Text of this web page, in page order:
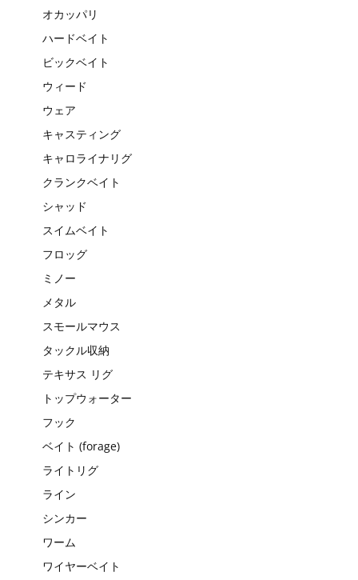
オカッパリ
ハードベイト
ビックベイト
ウィード
ウェア
キャスティング
キャロライナリグ
クランクベイト
シャッド
スイムベイト
フロッグ
ミノー
メタル
スモールマウス
タックル収納
テキサス リグ
トップウォーター
フック
ベイト (forage)
ライトリグ
ライン
シンカー
ワーム
ワイヤーベイト